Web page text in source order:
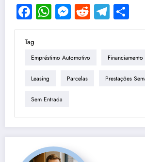
Facebook
WhatsApp
Messenger
Reddit
Tag
Empréstimo Automotivo
Leasing Parcelas Prestações
Sem Entrada